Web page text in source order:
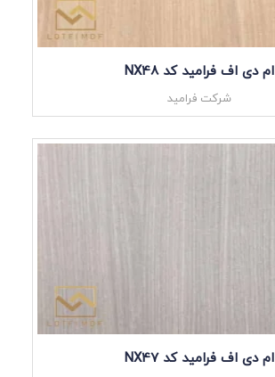
ام دی اف فرامید کد NX48
شرکت فرامید
ام دی اف فرامید کد NX47